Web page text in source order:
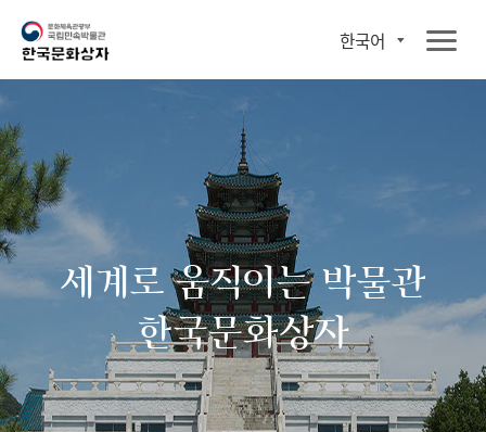
한국어
세계로 움직이는 박물관
한국문화상자